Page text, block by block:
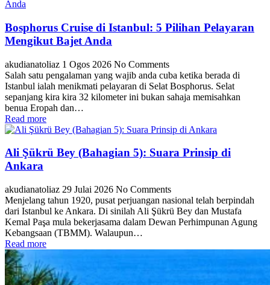
Bosphorus Cruise di Istanbul: 5 Pilihan Pelayaran
Mengikut Bajet Anda
akudianatoliaz 1 Ogos 2026 No Comments
Salah satu pengalaman yang wajib anda cuba ketika berada di
Istanbul ialah menikmati pelayaran di Selat Bosphorus. Selat
sepanjang kira kira 32 kilometer ini bukan sahaja memisahkan
benua Eropah dan…
Read more
Ali Şükrü Bey (Bahagian 5): Suara Prinsip di
Ankara
akudianatoliaz 29 Julai 2026 No Comments
Menjelang tahun 1920, pusat perjuangan nasional telah berpindah
dari Istanbul ke Ankara. Di sinilah Ali Şükrü Bey dan Mustafa
Kemal Paşa mula bekerjasama dalam Dewan Perhimpunan Agung
Kebangsaan (TBMM). Walaupun…
Read more